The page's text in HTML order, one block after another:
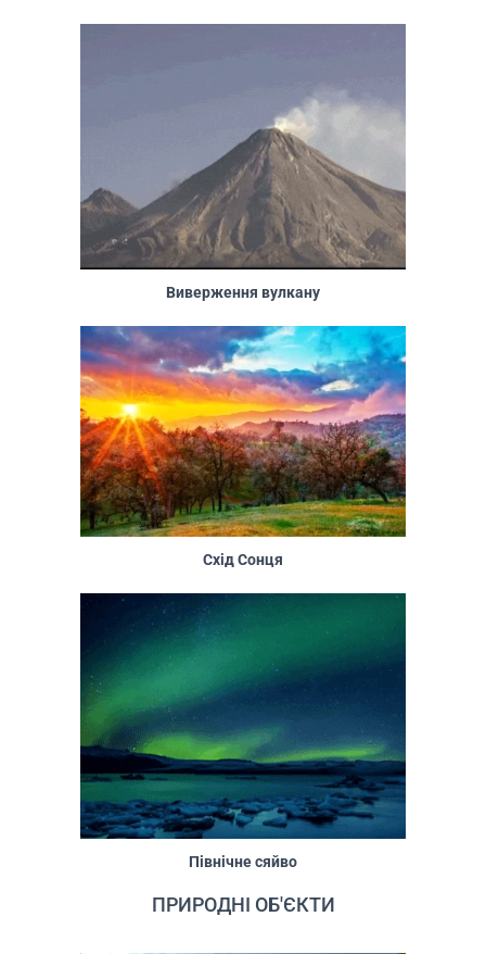
Виверження вулкану
Схід Сонця
Північне сяйво
ПРИРОДНІ ОБ'ЄКТИ